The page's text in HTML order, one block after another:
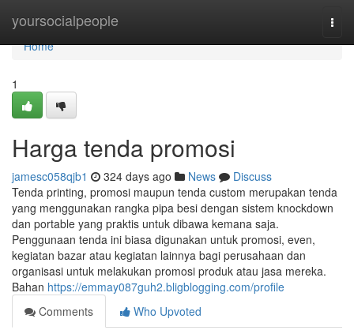
yoursocialpeople
Home
Home
1
Harga tenda promosi
jamesc058qjb1 324 days ago News
Discuss
Tenda printing, promosi maupun tenda custom merupakan tenda
yang menggunakan rangka pipa besi dengan sistem knockdown
dan portable yang praktis untuk dibawa kemana saja.
Penggunaan tenda ini biasa digunakan untuk promosi, even,
kegiatan bazar atau kegiatan lainnya bagi perusahaan dan
organisasi untuk melakukan promosi produk atau jasa mereka.
Bahan https://emmay087guh2.bligblogging.com/profile
Comments
Who Upvoted